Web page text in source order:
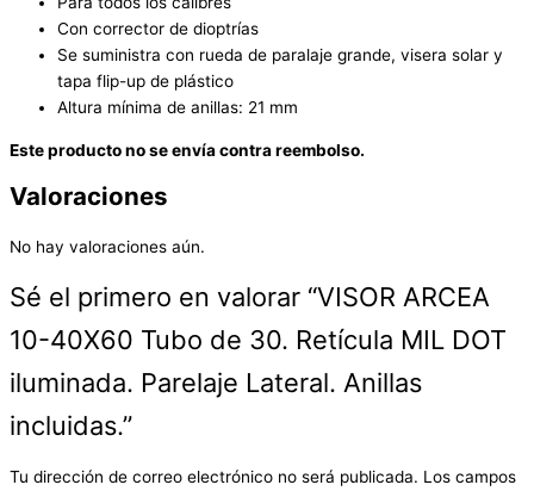
Con corrector de dioptrías
Se suministra con rueda de paralaje grande, visera solar y
tapa flip-up de plástico
Altura mínima de anillas: 21 mm
Este producto no se envía contra reembolso.
Valoraciones
No hay valoraciones aún.
Sé el primero en valorar “VISOR ARCEA
10-40X60 Tubo de 30. Retícula MIL DOT
iluminada. Parelaje Lateral. Anillas
incluidas.”
Tu dirección de correo electrónico no será publicada. Los campos